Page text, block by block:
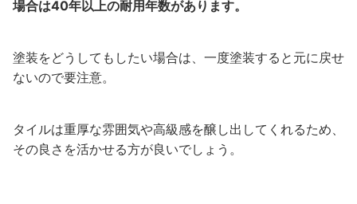
場合は40年以上の耐用年数があります。
塗装をどうしてもしたい場合は、一度塗装すると元に戻せ
ないので要注意。
タイルは重厚な雰囲気や高級感を醸し出してくれるため、
その良さを活かせる方が良いでしょう。